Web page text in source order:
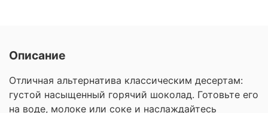
Описание
Отличная альтернатива классическим десертам:
густой насыщенный горячий шоколад. Готовьте его
на воде, молоке или соке и наслаждайтесь